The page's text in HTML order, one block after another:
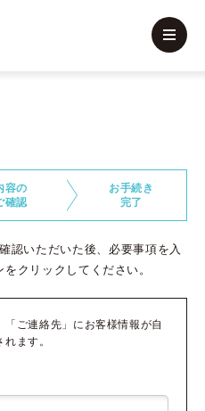
容の
確認
お手続き
完了
認いただいた後、必要事項を入
クリックしてください。
ご連絡先」にお客様情報が自
ます。